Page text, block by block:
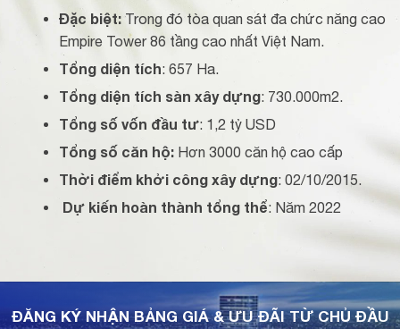
Đặc biệt:Trong đó tòa quan sát đa chức năng cao
Empire Tower 86 tầng cao nhất Việt Nam.
Tổng diện tích: 657 Ha.
Tổng diện tích sàn xây dựng: 730.000m2.
Tổng số vốn đầu tư: 1,2 tỷ USD
Tổng số căn hộ:Hơn 3000 căn hộ cao cấp
Thời điểm khởi công xây dựng: 02/10/2015.
Dự kiến hoàn thành tổng thể: Năm 2022
ĐĂNG KÝ NHẬN BẢNG GIÁ & ƯU ĐÃI TỪ CHỦ ĐẦU